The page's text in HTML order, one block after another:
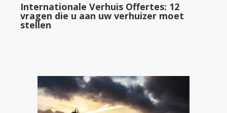
Internationale Verhuis Offertes: 12
vragen die u aan uw verhuizer moet
stellen